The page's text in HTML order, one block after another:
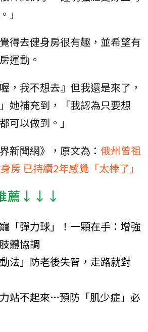
」
得去健身房很有趣，並希望有
運動。
，我不想去』但我還是來了，
她補充到，「我認為只要想
可以做到。」
新聞網》，原文為： 俄州曾祖
房 已持續2年感覺「太棒了」
薦↓↓↓
「彈力球」！一顆在手：增強
體協調
動法」防老後失智，走路就對
站不起來…預防「肌少症」必